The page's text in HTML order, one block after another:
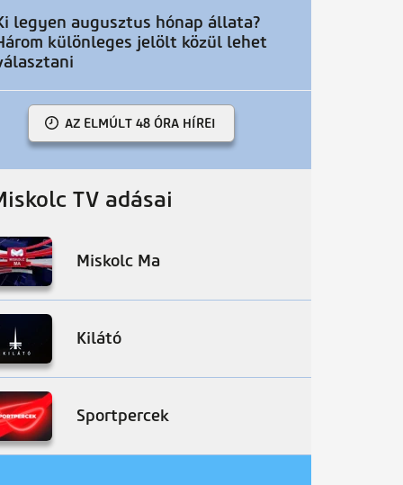
legyen augusztus hónap állata?
különleges jelölt közül lehet
AZ ELMÚLT 48 ÓRA HÍREI
TV adásai
Miskolc Ma
Kilátó
Sportpercek